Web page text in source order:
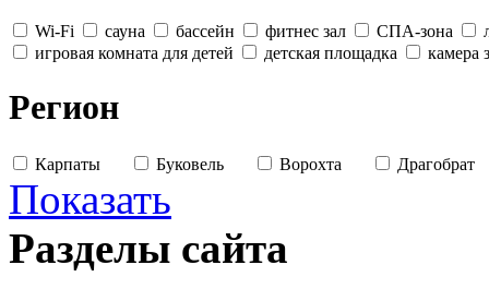
Wi-Fi сауна бассейн фитнес зал СПА-зона
игровая комната для детей
детская площадка камера
Регион
Карпаты Буковель Ворохта Драгобрат
Показать
Разделы сайта